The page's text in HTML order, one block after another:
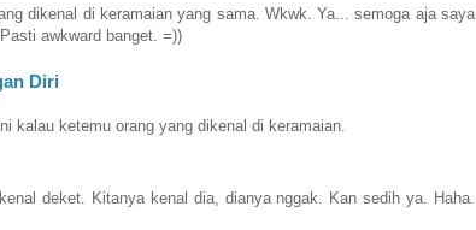
dikenal di keramaian yang sama. Wkwk. Ya... semoga aja saya
awkward banget. =))
Diri
kalau ketemu orang yang dikenal di keramaian.
deket. Kitanya kenal dia, dianya nggak. Kan sedih ya. Haha.